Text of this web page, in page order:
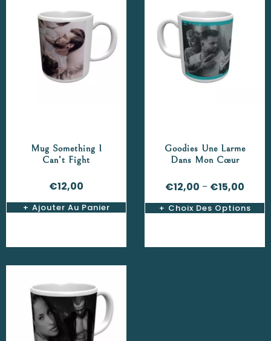
Mug Something I
Can’t Fight
€12,00
Ajouter Au Panier
Goodies Une Larme
Dans Mon Cœur
€12,00 – €15,00
Choix Des Options